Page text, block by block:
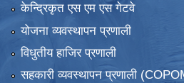
केन्द्रिकृत एस एम एस गेटवे
योजना व्यवस्थापन प्रणाली
विधुतीय हाजिर प्रणाली
सहकारी व्यवस्थापन प्रणाली